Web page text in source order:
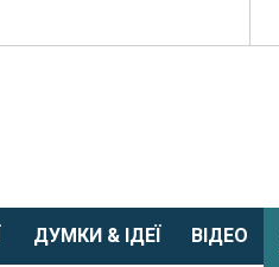
ДУМКИ & ІДЕЇ ВІДЕО